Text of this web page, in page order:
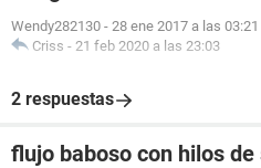
Wendy282130 - 28 ene 2017 a las 03:21
Criss - 21 feb 2020 a las 23:03
2 respuestas
flujo baboso con hilos de